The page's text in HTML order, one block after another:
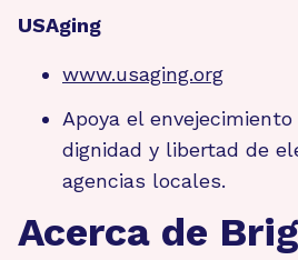
USAging
www.usaging.org
Apoya el
dignidad y libertad de
agencias locales.
Acerca de